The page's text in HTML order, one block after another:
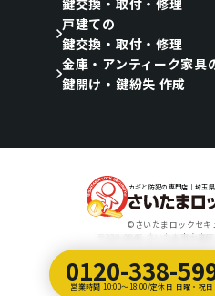
0120-338-
営業時間 10:00～18:00/定休日 日曜・祝日
戸建ての
鍵交換・取付・修理
金庫・アンティーク家具
鍵開け・鍵紛失 作成
カギと防犯の専門店｜埼玉
©さいたまロックセキ
〒330-0846 さいたま市大宮
埼玉のホームページ制作会社｜テ